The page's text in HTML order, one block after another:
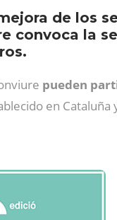
de los
convoca la
pueden
en Cataluña